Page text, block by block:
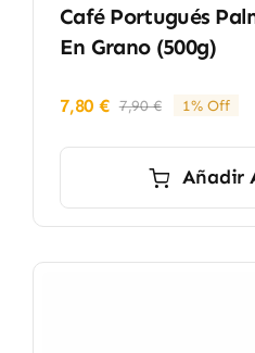
Café Portugués
En Grano (500g)
7,90€El
era:
7,80€
El
es:
1% Off
Añadir